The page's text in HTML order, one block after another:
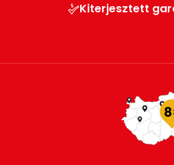
Kiterjesztett